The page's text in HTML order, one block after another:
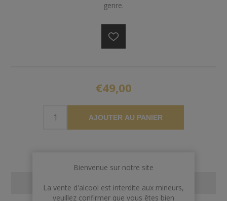
genre.
€49,00
AJOUTER AU PANIER
CONTACT US
Bienvenue sur notre site
La vente d'alcool est interdite aux mineurs,
veuillez confirmer que vous êtes bien